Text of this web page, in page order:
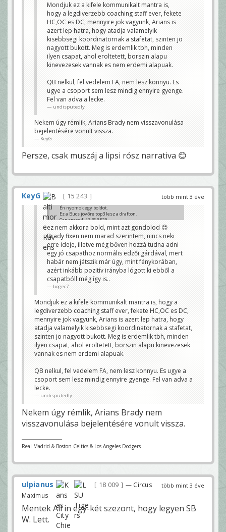
Úgy, hogy a roster öreg ráadásul a csapat
jó része FA. A secondary kb full lejáró.
Itt teljes rebuild kell szerintem, Brady
nélkül.
Bazzani
ez nem akkora bold, mint azt gondolod 😊
Brady fixen nem marad szerintem, nincs neki erre
ideje, illetve még bőven hozzá tudna adni egy jó
csapathoz normális edzői gárdával, mert habár nem
játszik már úgy, mint fénykorában, azért inkább
is..
bogec7
Mondjuk ez a kifele kommunikalt mantra is,
hogy a legdiverzebb coaching staff ever, fekete
HC,OC es DC, mennyire jok vagyunk, Arians is
azert lep hatra, hogy atadja valamelyik
kisebbsegi koordinatornak a stafetat, szinten jo
nagyott bukott. Meg is erdemlik tbh, minden
ilyen csapat, ahol eroltetett, borszin alapu
kinevezesek vannak es nem erdemi alapuak.
QB nelkul, fel vedelem FA, nem lesz konnyu. Es
ugye a csoport sem lesz mindig ennyire gyenge.
Fel van adva a lecke.
undisputedly
Nekem úgy rémlik, Arians Brady nem visszavonulása
bejelentésére vonult vissza.
KeyG
Persze, csak muszáj a lipsi rósz narrativa 😊
több mint 3 éve
KeyG 15 243
Én nyomok egy boldot.
Ez a Bucs jövőre top3 lesz a drafton.
Cap space $-43,363,529
Úgy, hogy a roster öreg ráadásul a csapat jó része FA.
A secondary kb full lejáró.
Itt teljes rebuild kell szerintem, Brady nélkül.
Bazzani
ez nem akkora bold, mint azt gondolod 😊
Brady fixen nem marad szerintem, nincs neki
erre ideje, illetve még bőven hozzá tudna adni
egy jó csapathoz normális edzői gárdával, mert
habár nem játszik már úgy, mint fénykorában,
azért inkább pozitív irányba lógott ki ebből a
csapatbóll még így is..
bogec7
Mondjuk ez a kifele kommunikalt mantra is, hogy a
legdiverzebb coaching staff ever, fekete HC,OC es DC,
mennyire jok vagyunk, Arians is azert lep hatra, hogy
atadja valamelyik kisebbsegi koordinatornak a stafetat,
szinten jo nagyott bukott. Meg is erdemlik tbh, minden
ilyen csapat, ahol eroltetett, borszin alapu kinevezesek
vannak es nem erdemi alapuak.
QB nelkul, fel vedelem FA, nem lesz konnyu. Es ugye a
csoport sem lesz mindig ennyire gyenge. Fel van adva a
lecke.
undisputedly
Nekem úgy rémlik, Arians Brady nem
visszavonulása bejelentésére vonult vissza.
Real Madrid & Boston Celtics & Los Angeles Dodgers
több mint 3 éve
ulpianus 18 009
— Circus
Maximus
Mentek All in egy-két szezont, hogy legyen SB
W. Lett.